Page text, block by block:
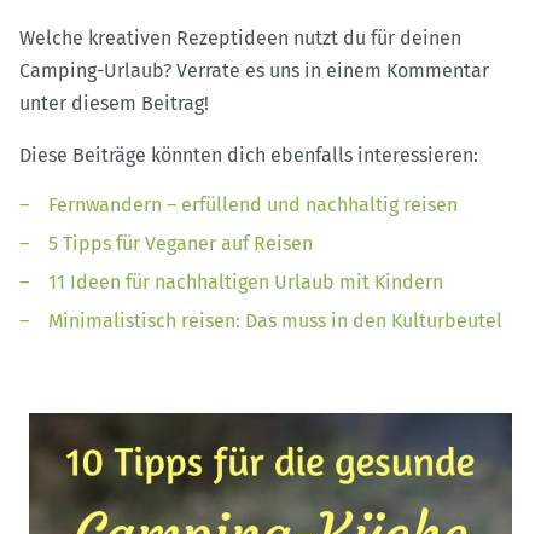
Welche kreativen Rezeptideen nutzt du für deinen
Camping-Urlaub? Verrate es uns in einem Kommentar
unter diesem Beitrag!
Diese Beiträge könnten dich ebenfalls interessieren:
Fernwandern – erfüllend und nachhaltig reisen
5 Tipps für Veganer auf Reisen
11 Ideen für nachhaltigen Urlaub mit Kindern
Minimalistisch reisen: Das muss in den Kulturbeutel